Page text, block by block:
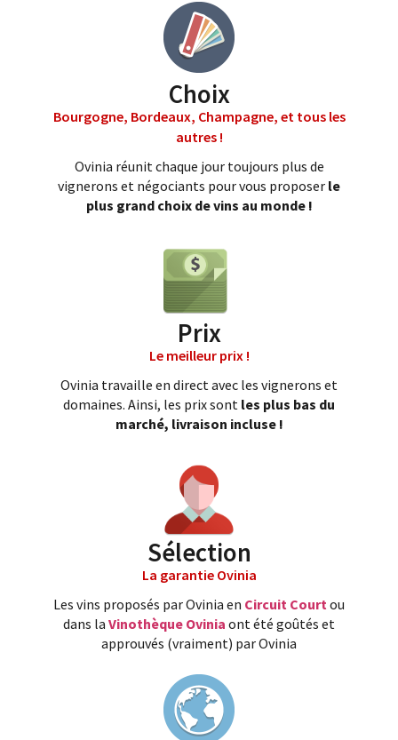
Choix
Bourgogne, Bordeaux, Champagne, et tous les
autres !
Ovinia réunit chaque jour toujours plus de
vignerons et négociants pour vous proposer le
plus grand choix de vins au monde !
Prix
Le meilleur prix !
Ovinia travaille en direct avec les vignerons et
domaines. Ainsi, les prix sont les plus bas du
marché, livraison incluse !
Sélection
La garantie Ovinia
Les vins proposés par Ovinia en Circuit Court ou
dans la Vinothèque Ovinia ont été goûtés et
approuvés (vraiment) par Ovinia